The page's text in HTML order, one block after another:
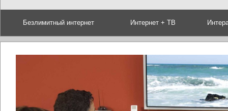
Безлимитный интернет Интернет + ТВ